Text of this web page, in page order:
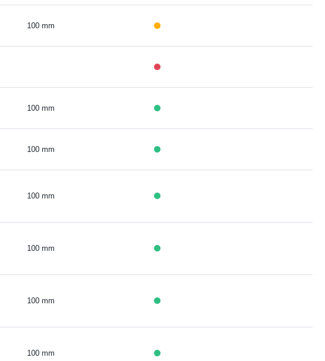
100 mm
100 mm
100 mm
100 mm
100 mm
100 mm
100 mm